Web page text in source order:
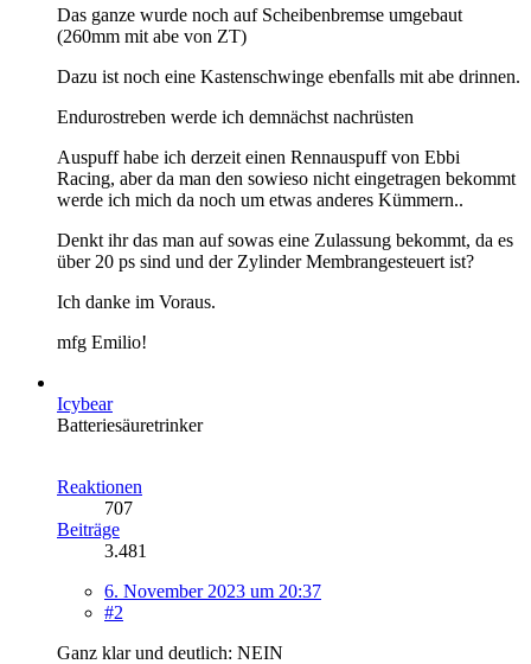
Das ganze wurde noch auf Scheibenbremse umgebaut
(260mm mit abe von ZT)
Dazu ist noch eine Kastenschwinge ebenfalls mit abe drinnen.
Endurostreben werde ich demnächst nachrüsten
Auspuff habe ich derzeit einen Rennauspuff von Ebbi
Racing, aber da man den sowieso nicht eingetragen bekommt
werde ich mich da noch um etwas anderes Kümmern..
Denkt ihr das man auf sowas eine Zulassung bekommt, da es
über 20 ps sind und der Zylinder Membrangesteuert ist?
Ich danke im Voraus.
mfg Emilio!
Icybear
Batteriesäuretrinker
Reaktionen
707
Beiträge
3.481
6. November 2023 um 20:37
#2
Ganz klar und deutlich: NEIN